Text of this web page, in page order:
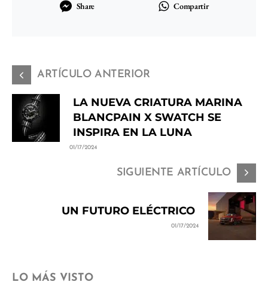
Share Compartir
ARTÍCULO ANTERIOR
LA NUEVA CRIATURA MARINA
BLANCPAIN X SWATCH SE
INSPIRA EN LA LUNA
01/17/2024
SIGUIENTE ARTÍCULO
UN FUTURO ELÉCTRICO
01/17/2024
LO MÁS VISTO